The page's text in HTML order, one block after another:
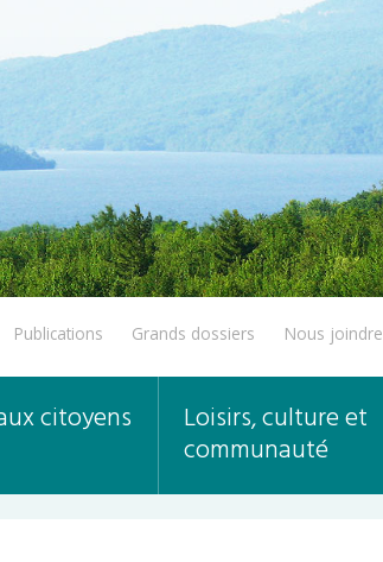
Publications Grands dossiers Nous joindre
citoyens Loisirs, culture et
communauté